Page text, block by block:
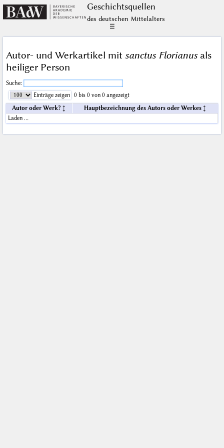
Geschichts­quellen
des deutschen Mittelalters
☰
Autor- und Werkartikel mit sanctus Florianusals
heiliger Person
Suche:
Einträge zeigen
0 bis 0 von 0 angezeigt
Autor oder Werk?
Hauptbezeichnung des Autors oder Werkes
Laden …